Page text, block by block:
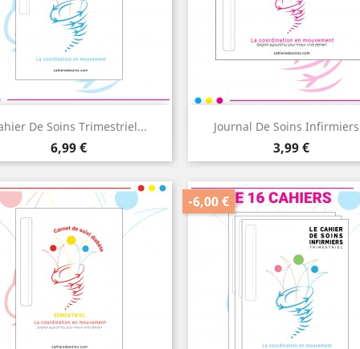
De Soins Trimestriel...
Prix
6,99 €
Aperçu rapide Journal De Soins
Prix
3,99 €
 Aperçu rapide
-6,00 €